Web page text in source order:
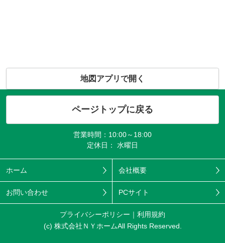
地図アプリで開く
ページトップに戻る
営業時間：10:00～18:00
定休日： 水曜日
ホーム 会社概要
お問い合わせ PCサイト
プライバシーポリシー
利用規約
(c) 株式会社ＮＹホームAll Rights Reserved.